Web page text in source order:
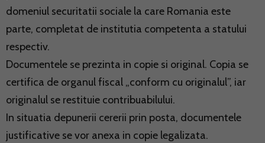
domeniul securitatii sociale la care Romania este
parte, completat de institutia competenta a statului
respectiv.
Documentele se prezinta in copie si original. Copia se
certifica de organul fiscal „conform cu originalul”, iar
originalul se restituie contribuabilului.
In situatia depunerii cererii prin posta, documentele
justificative se vor anexa in copie legalizata.